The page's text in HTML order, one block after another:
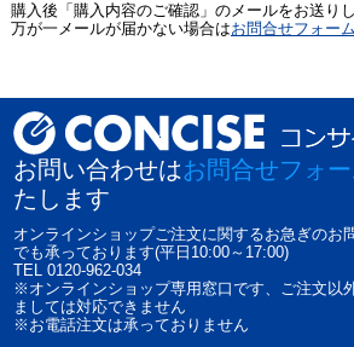
購入後「購入内容のご確認」のメールをお送りし
万が一メールが届かない場合はお問合せフォーム
お問い合わせはお問合せフォ
たします
オンラインショップご注文に関するお急ぎのお
でも承っております(平日10:00～17:00)
TEL 0120-962-034
※オンラインショップ専用窓口です、ご注文以
ましては対応できません
※お電話注文は承っておりません